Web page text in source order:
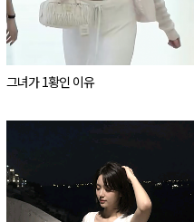
그녀가 1황인 이유